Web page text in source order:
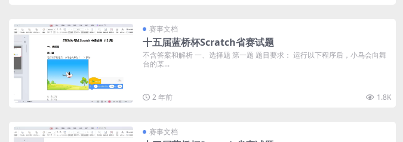
赛事文档
十五届蓝桥杯Scratch省赛试题
不含答案和解析 一、选择题 第一题 题目要求： 运行以下程序后，小鸟会向舞
台的某...
2 年前 1.8K
赛事文档